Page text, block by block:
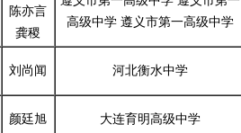
陈亦言
龚稷
高级中学 遵义市第一高级中学
刘尚闻 河北衡水中学
颜廷旭 大连育明高级中学